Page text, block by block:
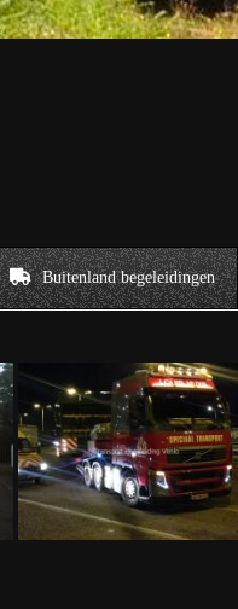
Buitenland begeleidingen